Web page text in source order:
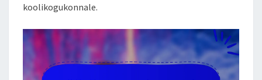
koolikogukonnale.